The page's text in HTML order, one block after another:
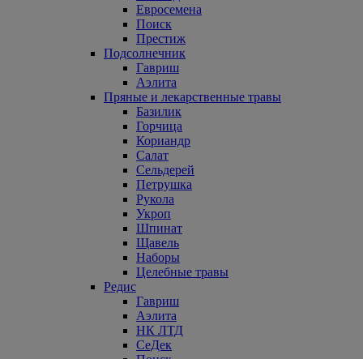
Евросемена
Поиск
Престиж
Подсолнечник
Гавриш
Аэлита
Пряные и лекарственные травы
Базилик
Горчица
Кориандр
Салат
Сельдерей
Петрушка
Рукола
Укроп
Шпинат
Щавель
Наборы
Целебные травы
Редис
Гавриш
Аэлита
НК ЛТД
СеДек